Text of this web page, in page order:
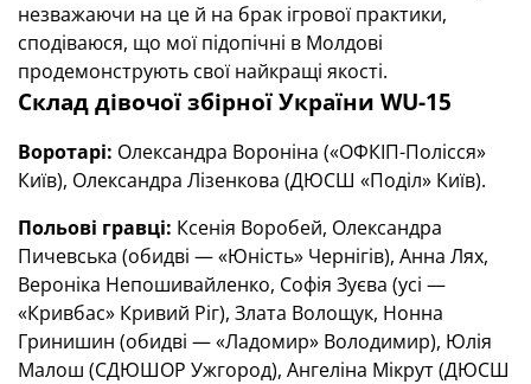
незважаючи на це й на брак ігрової практики,
сподіваюся, що мої підопічні в Молдові
продемонструють свої найкращі якості.
Склад дівочої збірної України WU-15
Воротарі: Олександра Вороніна («ОФКІП-Полісся»
Київ), Олександра Лізенкова (ДЮСШ «Поділ» Київ).
Польові гравці: Ксенія Воробей, Олександра
Пичевська (обидві — «Юність» Чернігів), Анна Лях,
Вероніка Непошивайленко, Софія Зуєва (усі —
«Кривбас» Кривий Ріг), Злата Волощук, Нонна
Гринишин (обидві — «Ладомир» Володимир), Юлія
Малош (СДЮШОР Ужгород), Ангеліна Мікрут (ДЮСШ